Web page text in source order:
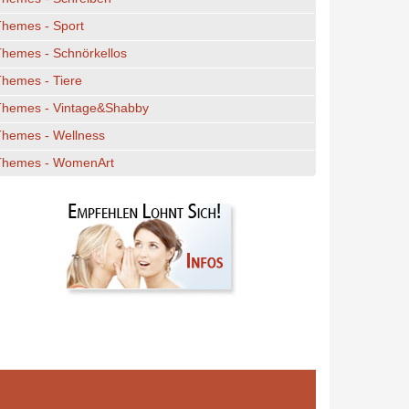
- Sport
- Schnörkellos
- Tiere
- Vintage&Shabby
- Wellness
- WomenArt